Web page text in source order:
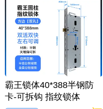
霸王锁体40*388半钢防
卡-可拆钩 指纹锁体